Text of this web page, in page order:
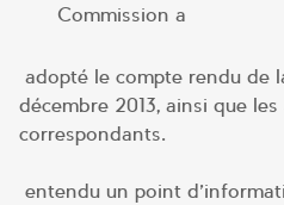
Commission a
adopté le compte rendu de
décembre 2013, ainsi que
correspondants.
entendu un point